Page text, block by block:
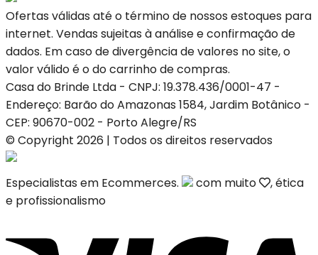
Ofertas válidas até o término de nossos estoques para
internet. Vendas sujeitas à análise e confirmação de
dados. Em caso de divergência de valores no site, o
valor válido é o do carrinho de compras.
Casa do Brinde Ltda - CNPJ: 19.378.436/0001-47 -
Endereço: Barão do Amazonas 1584, Jardim Botânico -
CEP: 90670-002 - Porto Alegre/RS
© Copyright 2026 | Todos os direitos reservados
Especialistas em Ecommerces. com muito
, ética
e profissionalismo